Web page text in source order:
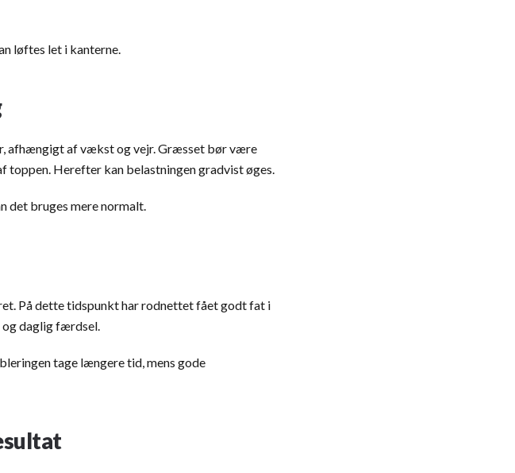
løftes let i kanterne.
afhængigt af vækst og vejr. Græsset bør være
toppen. Herefter kan belastningen gradvist øges.
det bruges mere normalt.
På dette tidspunkt har rodnettet fået godt fat i
og daglig færdsel.
tage længere tid, mens gode